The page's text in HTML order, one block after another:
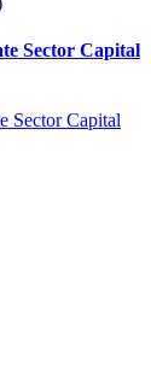
Sector Capital